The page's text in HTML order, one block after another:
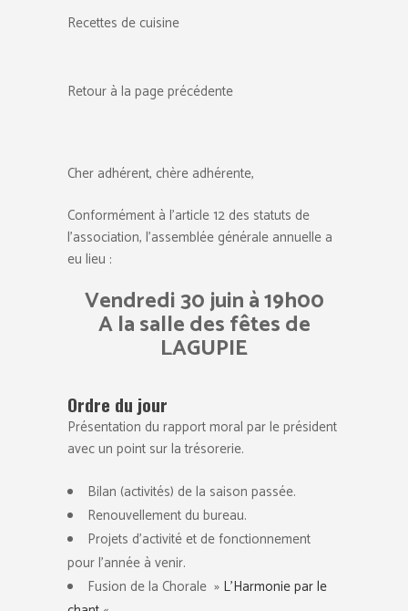
Recettes de cuisine
Retour à la page précédente
Cher adhérent, chère adhérente,
Conformément à l’article 12 des statuts de
l’association, l’assemblée générale annuelle a
eu lieu :
Vendredi 30 juin à 19h00
A la salle des fêtes de
LAGUPIE
Ordre du jour
Présentation du rapport moral par le président
avec un point sur la trésorerie.
Bilan (activités) de la saison passée.
Renouvellement du bureau.
Projets d’activité et de fonctionnement
pour l’année à venir.
Fusion de la Chorale » L’Harmonie par le